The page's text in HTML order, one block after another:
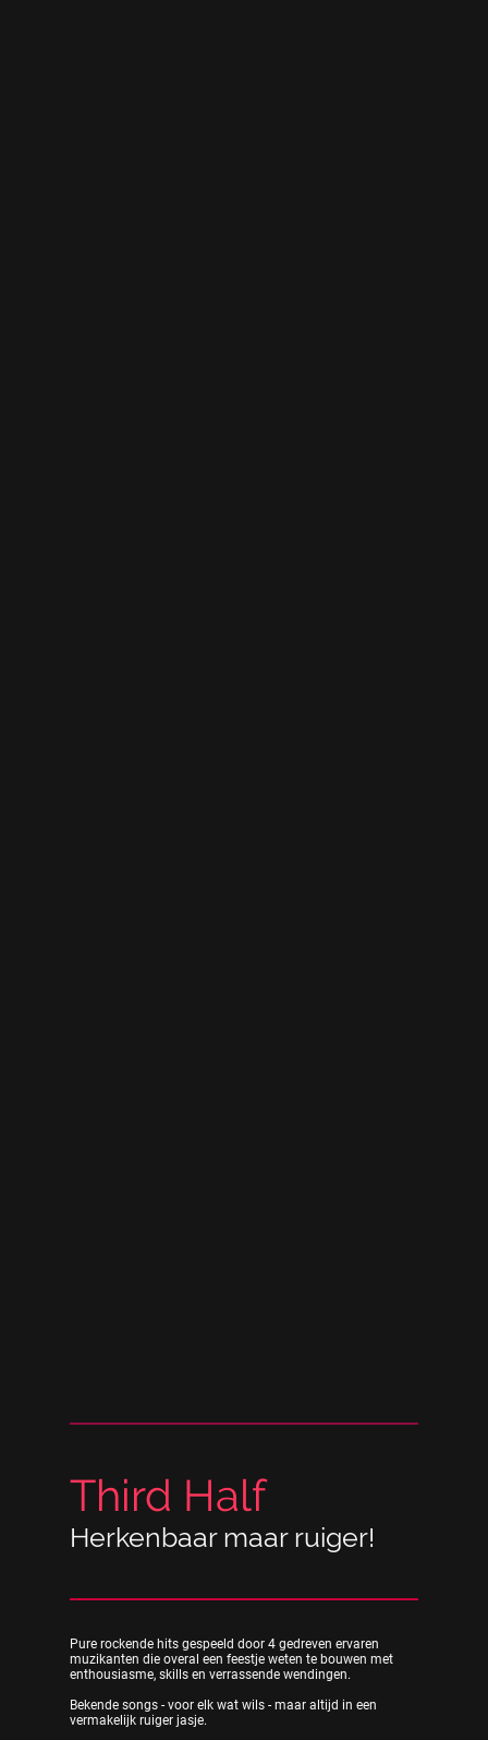
Third Half
Herkenbaar maar ruiger!
Pure rockende hits gespeeld door 4 gedreven ervaren
muzikanten die overal een feestje weten te bouwen met
enthousiasme, skills en verrassende wendingen.
Bekende songs - voor elk wat wils - maar altijd in een
vermakelijk ruiger jasje.